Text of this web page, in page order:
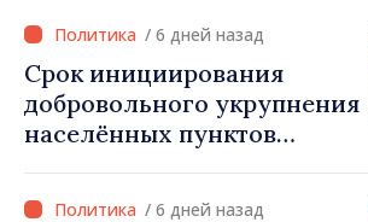
инфраструктуру»
убедить каждое
государство‑член ЕС, что
Республика Молдова
заслуживает быть в
Европейском союзе»
/ 6 дней назад
Срок инициирования
добровольного укрупнения
населённых пунктов
/ 6 дней назад